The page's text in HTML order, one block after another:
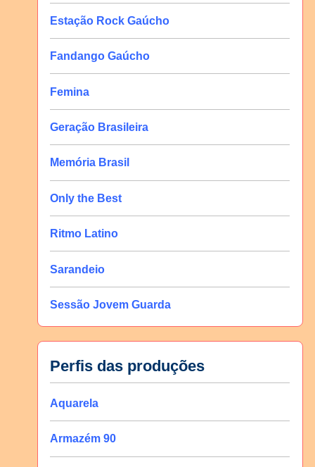
Estação Rock Gaúcho
Fandango Gaúcho
Femina
Geração Brasileira
Memória Brasil
Only the Best
Ritmo Latino
Sarandeio
Sessão Jovem Guarda
Perfis das produções
Aquarela
Armazém 90